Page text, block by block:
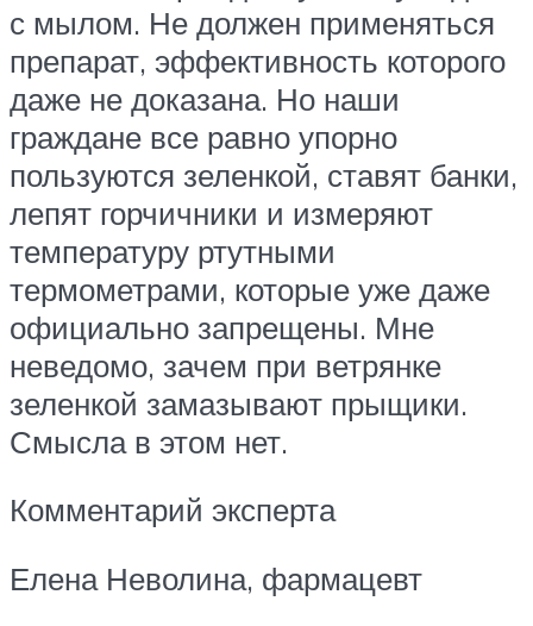
с мылом. Не должен применяться
препарат, эффективность которого
даже не доказана. Но наши
граждане все равно упорно
пользуются зеленкой, ставят банки,
лепят горчичники и измеряют
температуру ртутными
термометрами, которые уже даже
официально запрещены. Мне
неведомо, зачем при ветрянке
зеленкой замазывают прыщики.
Смысла в этом нет.
Комментарий эксперта
Елена Неволина, фармацевт